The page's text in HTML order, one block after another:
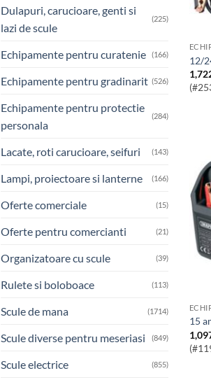
Dulapuri, carucioare, genti si
lazi de scule
(225)
Echipamente pentru curatenie (166)
Echipamente pentru gradinarit (526)
Echipamente pentru protectie
personala
(284)
Lacate, roti carucioare, seifuri (143)
Lampi, proiectoare si lanterne (166)
Oferte comerciale (15)
Oferte pentru comercianti (21)
Organizatoare cu scule (39)
Rulete si boloboace (113)
Scule de mana (1714)
Scule diverse pentru meseriasi (849)
Scule electrice (855)
12/
15